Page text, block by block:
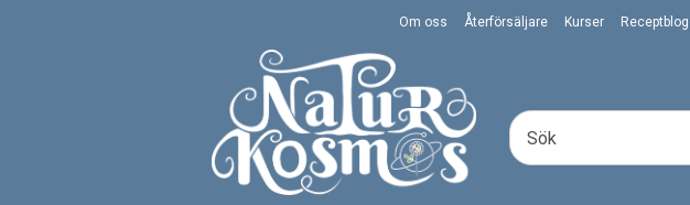
Om oss Återförsäljare Kurser